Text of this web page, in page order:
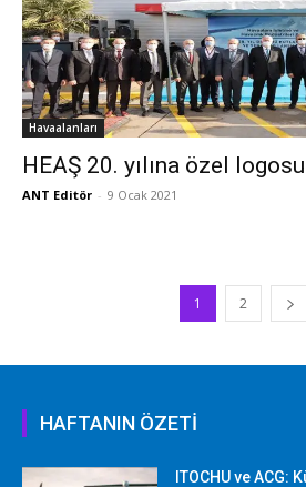
Havaalanları
HEAŞ 20. yılına özel
ANT Editör - 9 Ocak 2021
1 2
HAFTANIN ÖZETİ
ITOCHU ve ACG: